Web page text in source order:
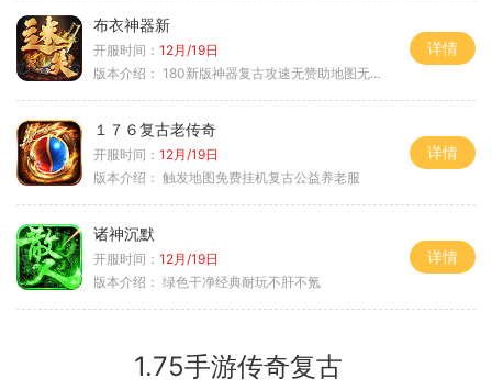
布衣神器新
开服时间： 12月/19日
版本介绍： 180新版神器复古攻速无赞助地图无排行
详情
１７６复古老传奇
开服时间： 12月/19日
版本介绍： 触发地图免费挂机复古公益养老服
详情
诸神沉默
开服时间： 12月/19日
版本介绍： 绿色干净经典耐玩不肝不氪
详情
1.75手游传奇复古